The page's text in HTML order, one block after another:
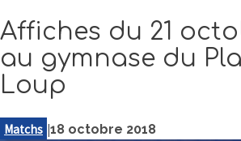
Affiches du 21
au gymnase du
Loup
Matchs 18 octobre 2018